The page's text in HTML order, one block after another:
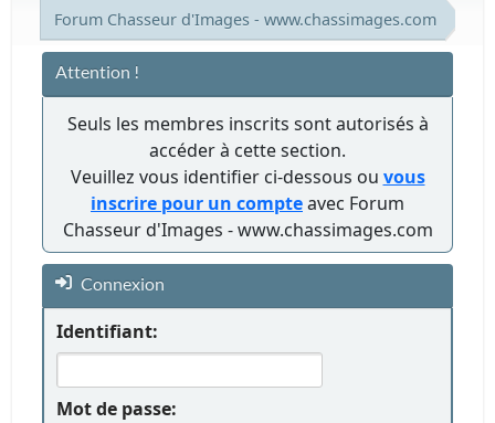
Forum Chasseur d'Images - www.chassimages.com
Attention !
Seuls les membres inscrits sont autorisés à
accéder à cette section.
Veuillez vous identifier ci-dessous ou vous
inscrire pour un compteavec Forum
Chasseur d'Images - www.chassimages.com
Connexion
Identifiant:
Mot de passe: